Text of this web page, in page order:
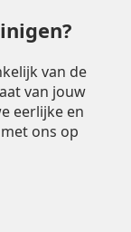
van de
van jouw
eerlijke en
ons op